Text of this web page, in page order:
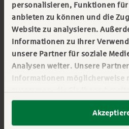
personalisieren, Funktionen für
anbieten zu können und die
Website zu analysieren.
Informationen zu Ihrer
unsere Partner für soziale
Analysen weiter. Unsere
Informationen möglicherweise
zusammen, die Sie ihnen
sie im Rahmen Ihrer Nutzung
haben. Sie geben Einwilligung
wenn Sie unsere Webseite
Zeit und Geld
Das Jahressteuergesetz
Neuerungen, die ab 2025
Änderungen bei der
neuen